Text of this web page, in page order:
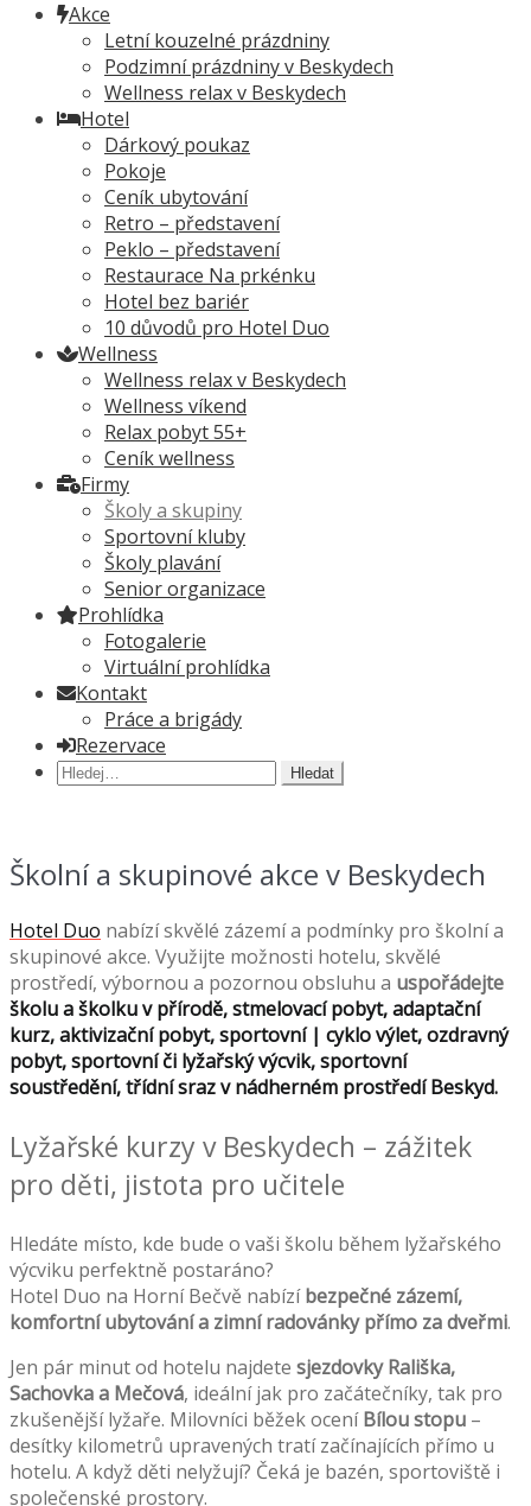
Akce
Letní kouzelné prázdniny
Podzimní prázdniny v Beskydech
Wellness relax v Beskydech
Hotel
Dárkový poukaz
Pokoje
Ceník ubytování
Retro – představení
Peklo – představení
Restaurace Na prkénku
Hotel bez bariér
10 důvodů pro Hotel Duo
Wellness
Wellness relax v Beskydech
Wellness víkend
Relax pobyt 55+
Ceník wellness
Firmy
Školy a skupiny
Sportovní kluby
Školy plavání
Senior organizace
Prohlídka
Fotogalerie
Virtuální prohlídka
Kontakt
Práce a brigády
Rezervace
Hledat:
Školní a skupinové akce v Beskydech
Hotel Duo nabízí skvělé zázemí a podmínky pro školní a
skupinové akce. Využijte možnosti hotelu, skvělé
prostředí, výbornou a pozornou obsluhu a uspořádejte
školu a školku v přírodě, stmelovací pobyt, adaptační
kurz, aktivizační pobyt, sportovní | cyklo výlet, ozdravný
pobyt, sportovní či lyžařský výcvik, sportovní
soustředění, třídní sraz v nádherném prostředí Beskyd.
Lyžařské kurzy v Beskydech – zážitek
pro děti, jistota pro učitele
Hledáte místo, kde bude o vaši školu během lyžařského
výcviku perfektně postaráno?
Hotel Duo na Horní Bečvě nabízíbezpečné zázemí,
komfortní ubytování a zimní radovánky přímo za dveřmi.
Jen pár minut od hotelu najdete sjezdovky Rališka,
Sachovka a Mečová, ideální jak pro začátečníky, tak pro
zkušenější lyžaře. Milovníci běžek oceníBílou stopu –
desítky kilometrů upravených tratí začínajících přímo u
hotelu. A když děti nelyžují? Čeká je bazén, sportoviště i
společenské prostory.